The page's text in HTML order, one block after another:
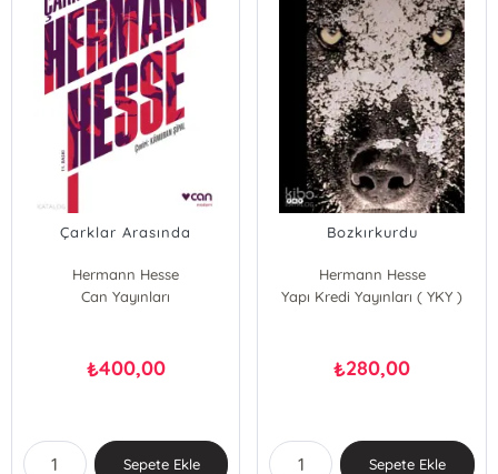
Çarklar Arasında
Hermann Hesse
Can Yayınları
₺400,00
Sepete Ekle
Bozkırkurdu
Hermann Hesse
Yapı Kredi Yayınları ( YKY )
₺280,00
Sepete Ekle